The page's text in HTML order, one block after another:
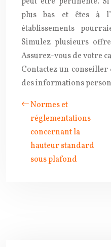
plus bas et êtes à
établissements
Simulez plusieurs
Assurez-vous de votre
Contactez un conseiller
des informations
Normes et
réglementations
concernant la
hauteur standard
sous plafond